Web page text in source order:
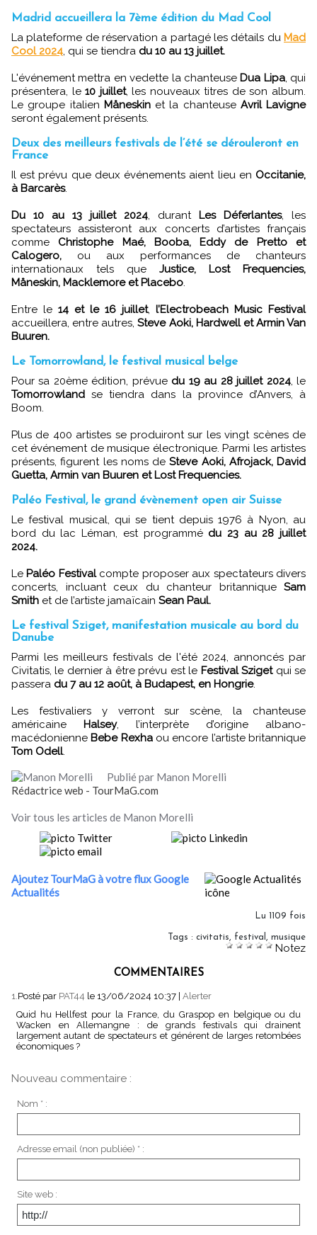
Madrid accueillera la 7ème édition du Mad Cool
La plateforme de réservation a partagé les détails du Mad
Cool 2024 , qui se tiendra du 10 au 13 juillet.
L'événement mettra en vedette la chanteuse Dua Lipa, qui
présentera, le10 juillet, les nouveaux titres de son album.
Le groupe italien Måneskin et la chanteuse Avril Lavigne
seront également présents.
Deux des meilleurs festivals de l’été se dérouleront en
France
Il est prévu que deux événements aient lieu en Occitanie,
à Barcarès.
Du 10 au 13 juillet 2024 , durant Les Déferlantes, les
spectateurs assisteront aux concerts d’artistes français
comme Christophe Maé, Booba, Eddy de Pretto et
Calogero, ou aux performances de chanteurs
internationaux tels que Justice, Lost Frequencies,
Måneskin, Macklemore et Placebo
Entre le 14 et le 16 juillet, l’Electrobeach Music Festival
accueillera, entre autres,Steve Aoki, Hardwell et Armin Van
Buuren.
Le Tomorrowland, le festival musical belge
Pour sa 20ème édition, prévue du 19 au 28 juillet 2024, le
Tomorrowlandse tiendra dans la province d’Anvers, à
Boom.
Plus de 400 artistes se produiront sur les vingt scènes de
cet événement de musique électronique. Parmi les artistes
présents, figurent les noms deSteve Aoki, Afrojack, David
Guetta, Armin van Buuren et Lost Frequencies.
Paléo Festival, le grand évènement open air Suisse
Le festival musical, qui se tient depuis 1976 à Nyon, au
bord du lac Léman, est programmé du 23 au 28 juillet
2024.
Le Paléo Festivalcompte proposer aux spectateurs divers
concerts, incluant ceux du chanteur britannique Sam
Smith et de l’artiste jamaïcain Sean Paul.
Le festival Sziget, manifestation musicale au bord du
Danube
Parmi les meilleurs festivals de l'été 2024, annoncés par
Civitatis, le dernier à être prévu est le Festival Szigetqui se
passera du 7 au 12 août, à Budapest, en Hongrie.
Les festivaliers y verront sur scène, la chanteuse
américaine Halsey, l’interprète d’origine albano-
macédonienne Bebe Rexhaou encore l’artiste britannique
Tom Odell.
Publié par Manon Morelli
Rédactrice web - TourMaG.com
Voir tous les articles de Manon Morelli
Ajoutez TourMaG à votre flux Google
Actualités
Lu 1109 fois
Tags : civitatis festival musique
Notez
COMMENTAIRES
1. Posté par PAT44 le 13/06/2024 10:37 | Alerter
Quid hu Hellfest pour la France, du Graspop en belgique ou du
Wacken en Allemangne : de grands festivals qui drainent
largement autant de spectateurs et générent de larges retombées
économiques ?
Nouveau commentaire :
Nom * :
Adresse email (non publiée) * :
Site web :